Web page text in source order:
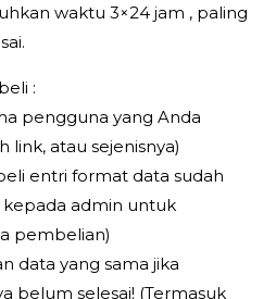
waktu 3×24 jam , paling
:
pengguna yang Anda
link, atau sejenisnya)
entri format data sudah
admin untuk
pembelian)
data yang sama jika
belum selesai! (Termasuk